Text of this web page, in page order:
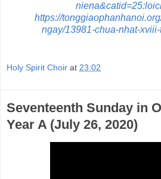
https://
ngay/13981-chua-nhat-
Holy Spirit Choir at 23:02
Seventeenth Sunday in
Year A (July 26, 2020)